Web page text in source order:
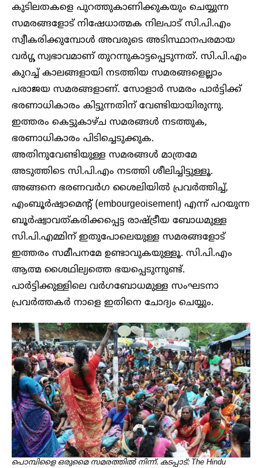
കുടിലതകളെ പുറത്തുകാണിക്കുകയും ചെയ്യുന്ന
സമരങ്ങളോട് നിഷേധാത്മക നിലപാട് സി.പി.എം
സ്വീകരിക്കുമ്പോൾ അവരുടെ അടിസ്ഥാനപരമായ
വർഗ്ഗ സ്വഭാവമാണ് തുറന്നുകാട്ടപ്പെടുന്നത്. സി.പി.എം
കുറച്ച് കാലങ്ങളായി നടത്തിയ സമരങ്ങളെല്ലാം
പരാജയ സമരങ്ങളാണ്. സോളാർ സമരം പാർട്ടിക്ക്
ഭരണാധികാരം കിട്ടുന്നതിന് വേണ്ടിയായിരുന്നു.
ഇത്തരം കെട്ടുകാഴ്ച സമരങ്ങൾ നടത്തുക,
ഭരണാധികാരം പിടിച്ചെടുക്കുക.
അതിനുവേണ്ടിയുള്ള സമരങ്ങൾ മാത്രമേ
അടുത്തിടെ സി.പി.എം നടത്തി ശീലിച്ചിട്ടുള്ളൂ.
അങ്ങനെ ഭരണവർഗ ശൈലിയിൽ പ്രവർത്തിച്ച്,
എംബൂർഷ്വാമെന്റ് (embourgeoisement) എന്ന് പറയുന്ന
ബൂർഷ്വാവത്കരിക്കപ്പെട്ട രാഷ്ട്രീയ ബോധമുള്ള
സി.പി.എമ്മിന് ഇതുപോലെയുള്ള സമരങ്ങളോട്
ഇത്തരം സമീപനമേ ഉണ്ടാവുകയുള്ളൂ. സി.പി.എം
ആത്മ ശൈഥില്യത്തെ ഭയപ്പെടുന്നുണ്ട്.
പാർട്ടിക്കുള്ളിലെ വർഗബോധമുള്ള സംഘടനാ
പ്രവർത്തകർ നാളെ ഇതിനെ ചോദ്യം ചെയ്യും.
പൊമ്പിളൈ ഒരുമൈ സമരത്തിൽ നിന്ന്. കടപ്പാട്: The Hindu